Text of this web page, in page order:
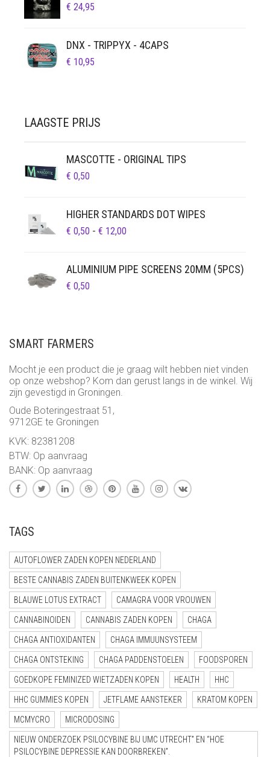
€ 24,95
DNX - TRIPPYX - 4CAPS
€ 10,95
LAAGSTE PRIJS
MASCOTTE - ORIGINAL TIPS
€ 0,50
HIGHER STANDARDS DOT WIPES
€ 0,50 - € 12,00
€ 12,00
ALUMINIUM PIPE SCREENS 20MM (5PCS)
€ 0,50
SMART FARMERS
Mocht je een product die je graag wilt hebben niet vinden
op onze webshop? Kom dan gerust langs in de winkel. Wij
zijn gevestigd in Groningen.
Oude Boteringestraat 51,
9712GE te Groningen
KVK: 82381208
BTW: Op aanvraag
BANK: Op aanvraag
TAGS
AUTOFLOWER ZADEN KOPEN NEDERLAND
BESTE CANNABIS ZADEN BUITENKWEEK KOPEN
BLAUWE LOTUS EXTRACT CAMAGRA VOOR VROUWEN
CANNABINOIDEN CANNABIS ZADEN KOPEN CHAGA
CHAGA ANTIOXIDANTEN CHAGA IMMUUNSYSTEEM
CHAGA ONTSTEKING CHAGA PADDENSTOELEN FOODSPOREN
GOEDKOPE FEMINIZED WIETZADEN KOPEN HEALTH HHC
HHC GUMMIES KOPEN JETFLAME AANSTEKER KRATOM KOPEN
MCMYCRO MICRODOSING
NIEUW ONDERZOEK PSILOCYBINE BIJ UMC UTRECHT” EN “HOE
PSILOCYBINE DEPRESSIE KAN DOORBREKEN”.